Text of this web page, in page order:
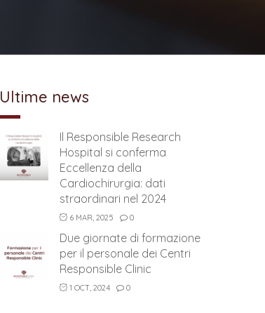
Ultime news
Il Responsible Research
Hospital si conferma
Eccellenza della
Cardiochirurgia: dati
straordinari nel 2024
6 MAR, 2025 0
Due giornate di formazione
per il personale dei Centri
Responsible Clinic
1 OCT, 2024 0